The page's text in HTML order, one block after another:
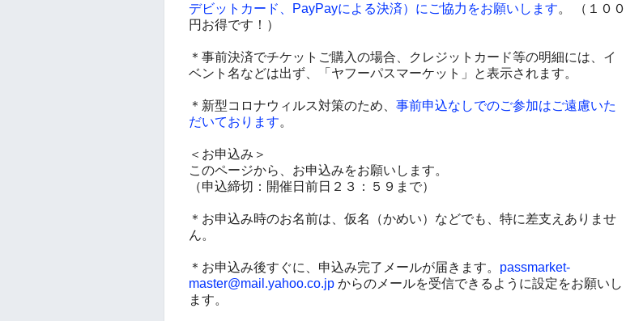
デビットカード、PayPayによる決済）にご協力をお願いします。 （１００
円お得です！）
＊事前決済でチケットご購入の場合、クレジットカード等の明細には、イ
ベント名などは出ず、「ヤフーパスマーケット」と表示されます。
＊新型コロナウィルス対策のため、 事前申込なしでのご参加はご遠慮いた
だいております。
＜お申込み＞
このページから、お申込みをお願いします。
（申込締切：開催日前日２３：５９まで）
＊お申込み時のお名前は、仮名（かめい）などでも、特に差支えありませ
ん。
＊お申込み後すぐに、申込み完了メールが届きます。 passmarket-
master@mail.yahoo.co.jp からのメールを受信できるように設定をお願いし
ます。